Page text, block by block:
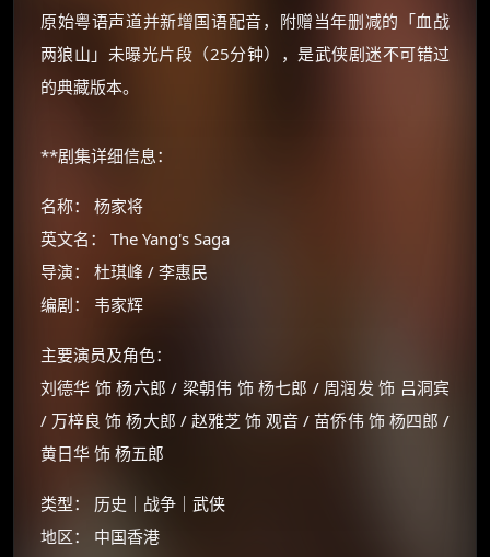
原始粤语声道并新增国语配音，附赠当年删减的「血战
两狼山」未曝光片段（25分钟），是武侠剧迷不可错过
的典藏版本。
**剧集详细信息：
名称： 杨家将
英文名： The Yang's Saga
导演： 杜琪峰 / 李惠民
编剧： 韦家辉
主要演员及角色：
刘德华 饰 杨六郎 / 梁朝伟 饰 杨七郎 / 周润发 饰 吕洞宾
/ 万梓良 饰 杨大郎 / 赵雅芝 饰 观音 / 苗侨伟 饰 杨四郎 /
黄日华 饰 杨五郎
类型： 历史｜战争｜武侠
地区： 中国香港